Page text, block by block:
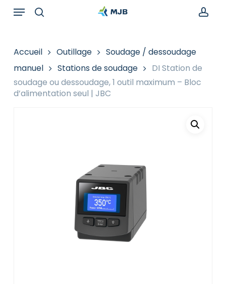
Recherche
Menu
Accueil Outillage
Soudage / dessoudage
manuel
Stations de soudage
DI Station de
soudage ou dessoudage, 1 outil maximum – Bloc
d’alimentation seul | JBC